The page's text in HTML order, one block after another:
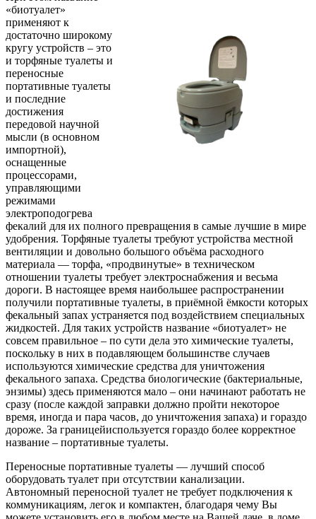
«биотуалет»
применяют к
достаточно широкому
кругу устройств – это
и торфяные туалеты и
переносные
портативные туалеты
и последние
достижения
передовой научной
мысли (в основном
импортной),
оснащенные
процессорами,
управляющими
режимами
электроподогрева
фекалий для их полного превращения в самые лучшие в мире
удобрения. Торфяные туалеты требуют устройства местной
вентиляции и довольно большого объёма расходного
материала — торфа, «продвинутые» в техническом
отношении туалеты требует электроснабжения и весьма
дороги. В настоящее время наибольшее распространении
получили портативные туалеты, в приёмной ёмкости которых
фекальный запах устраняется под воздействием специальных
жидкостей. Для таких устройств название «биотуалет» не
совсем правильное – по сути дела это химические туалеты,
поскольку в них в подавляющем большинстве случаев
используются химические средства для уничтожения
фекального запаха. Средства биологические (бактериальные,
энзимы) здесь применяются мало – они начинают работать не
сразу (после каждой заправки должно пройти некоторое
время, иногда и пара часов, до уничтожения запаха) и гораздо
дороже. За границейиспользуется гораздо более корректное
название – портативные туалеты.
Переносные портативные туалеты — лучший способ
оборудовать туалет при отсутствии канализации.
Автономный переносной туалет не требует подключения к
коммуникациям, легок и компактен, благодаря чему Вы